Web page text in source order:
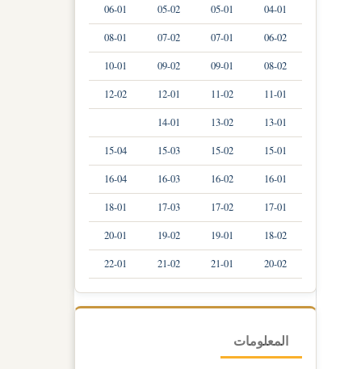
04-01
05-01
05-02
06-01
06-02
07-01
07-02
08-01
08-02
09-01
09-02
10-01
11-01
11-02
12-01
12-02
13-01
13-02
14-01
15-01
15-02
15-03
15-04
16-01
16-02
16-03
16-04
17-01
17-02
17-03
18-01
18-02
19-01
19-02
20-01
20-02
21-01
21-02
22-01
المعلومات